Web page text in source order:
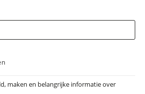
op
maken en belangrijke informatie over